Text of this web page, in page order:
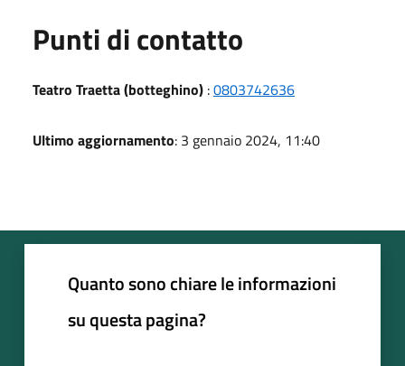
Punti di contatto
Teatro Traetta (botteghino) :0803742636
Ultimo aggiornamento: 3 gennaio 2024, 11:40
Quanto sono chiare le informazioni
su questa pagina?